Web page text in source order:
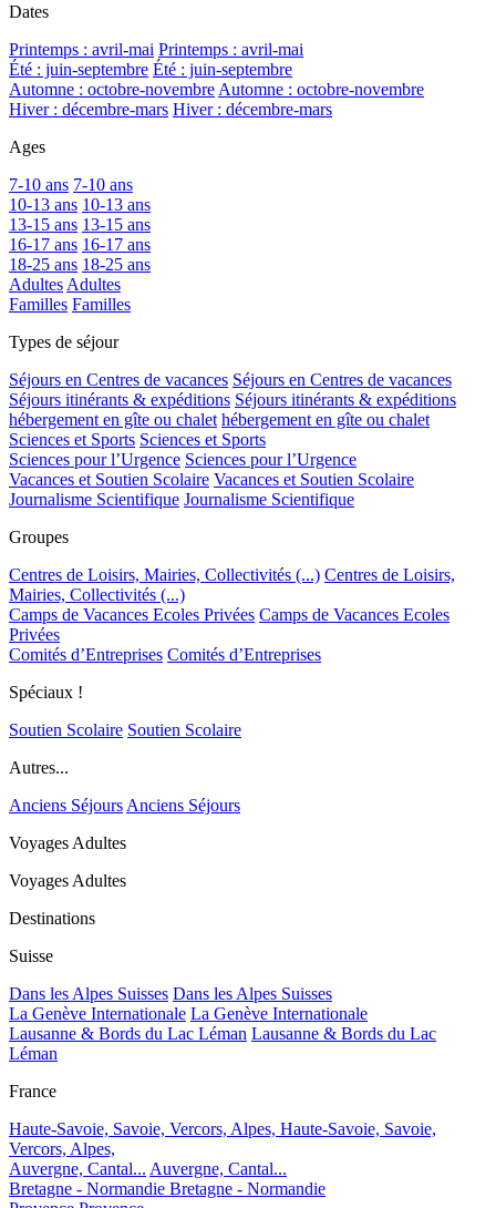
Dates
Printemps : avril-mai Printemps : avril-mai
Été : juin-septembre Été : juin-septembre
Automne : octobre-novembre Automne : octobre-novembre
Hiver : décembre-mars Hiver : décembre-mars
Ages
7-10 ans 7-10 ans
10-13 ans 10-13 ans
13-15 ans 13-15 ans
16-17 ans 16-17 ans
18-25 ans 18-25 ans
Adultes Adultes
Familles Familles
Types de séjour
Séjours en Centres de vacances Séjours en Centres de vacances
Séjours itinérants & expéditions Séjours itinérants & expéditions
hébergement en gîte ou chalet hébergement en gîte ou chalet
Sciences et Sports Sciences et Sports
Sciences pour l’Urgence Sciences pour l’Urgence
Vacances et Soutien Scolaire Vacances et Soutien Scolaire
Journalisme Scientifique Journalisme Scientifique
Groupes
Centres de Loisirs, Mairies, Collectivités (...) Centres de Loisirs,
Mairies, Collectivités (...)
Camps de Vacances Ecoles Privées Camps de Vacances Ecoles
Privées
Comités d’Entreprises Comités d’Entreprises
Spéciaux !
Soutien Scolaire Soutien Scolaire
Autres...
Anciens Séjours Anciens Séjours
Voyages Adultes
Voyages Adultes
Destinations
Suisse
Dans les Alpes Suisses Dans les Alpes Suisses
La Genève Internationale La Genève Internationale
Lausanne & Bords du Lac Léman Lausanne & Bords du Lac
Léman
France
Haute-Savoie, Savoie, Vercors, Alpes, Haute-Savoie, Savoie,
Vercors, Alpes,
Auvergne, Cantal... Auvergne, Cantal...
Bretagne - Normandie Bretagne - Normandie